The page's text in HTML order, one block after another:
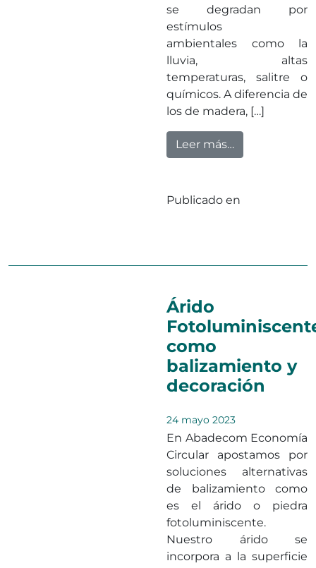
se degradan por
estímulos
ambientales como la
lluvia, altas
temperaturas, salitre o
químicos. A diferencia de
los de madera, […]
Leer más…
Publicado en
Árido
como
balizamiento y
decoración
24 mayo 2023
En Abadecom Economía
Circular apostamos por
soluciones alternativas
de balizamiento como
es el árido o piedra
fotoluminiscente.
Nuestro árido se
incorpora a la superficie